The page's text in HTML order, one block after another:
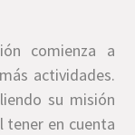
comienza a
actividades.
su misión
tener en cuenta